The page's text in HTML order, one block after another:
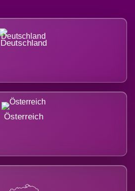
Deutschland
Österreich